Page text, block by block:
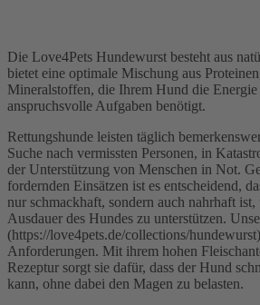
Die Love4Pets Hundewurst besteht aus
bietet eine optimale Mischung aus
Mineralstoffen, die Ihrem Hund die
anspruchsvolle Aufgaben benötigt.
Rettungshunde leisten täglich
Suche nach vermissten Personen, in
der Unterstützung von Menschen in Not.
fordernden Einsätzen ist es entscheidend,
nur schmackhaft, sondern auch nahrhaft
Ausdauer des Hundes zu unterstützen.
(https://love4pets.de/collections/
Anforderungen. Mit ihrem hohen
Rezeptur sorgt sie dafür, dass der Hund
kann, ohne dabei den Magen zu belasten.